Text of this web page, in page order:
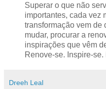
Superar o que não
importantes, cada vez
transformação vem de
mudar, procurar a
inspirações que vêm
Renove-se. Inspire-se.
Dreeh Leal